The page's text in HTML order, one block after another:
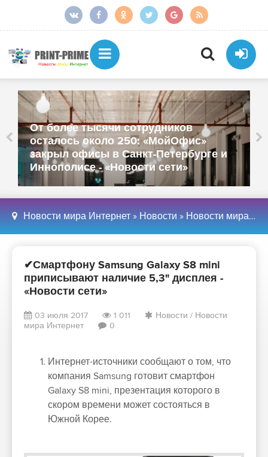
От более тысячи сотрудников
осталось около 250: «МойОфис»
закрыл офисы в Санкт-Петербурге и
Иннополисе - «Новости сети»
Новости мира Интернет » Новости » Новости мира Интернет
✔Смартфону Samsung Galaxy S8 mini
приписывают наличие 5,3" дисплея -
«Новости сети»
03 июля 2017 1 011 Новости / Новости
мира Интернет
0
Интернет-источники сообщают о том, что
компания Samsung готовит смартфон
Galaxy S8 mini, презентация которого в
скором времени может состояться в
Южной Корее.